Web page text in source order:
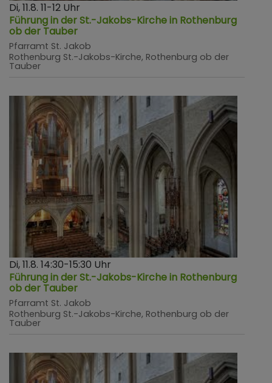
Di, 11.8. 11-12 Uhr
Führung in der St.-Jakobs-Kirche in Rothenburg
ob der Tauber
Pfarramt St. Jakob
Rothenburg St.-Jakobs-Kirche, Rothenburg ob der
Tauber
Di, 11.8. 14:30-15:30 Uhr
Führung in der St.-Jakobs-Kirche in Rothenburg
ob der Tauber
Pfarramt St. Jakob
Rothenburg St.-Jakobs-Kirche, Rothenburg ob der
Tauber